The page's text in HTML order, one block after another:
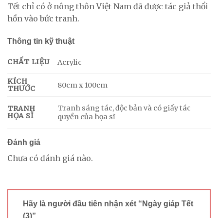
Tết chỉ có ở nông thôn Việt Nam đã được tác giả thổi
hồn vào bức tranh.
Thông tin kỹ thuật
CHẤT LIỆU Acrylic
KÍCH
THƯỚC
80cm x 100cm
TRANH
HỌA SĨ
Tranh sáng tác, độc bản và có giấy tác
quyền của họa sĩ
Đánh giá
Chưa có đánh giá nào.
Hãy là người đầu tiên nhận xét “Ngày giáp Tết
(3)”